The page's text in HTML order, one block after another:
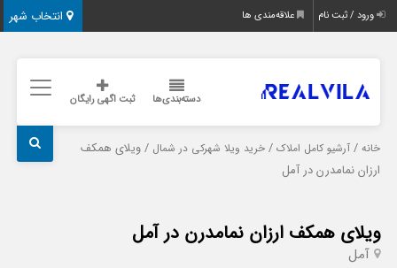
انتخاب شهر ورود / ثبت نام علاقه‌مندی ها
دسته‌بندی‌ها ثبت اگهی رایگان
خانه /آرشیو کامل املاک /خرید ویلا شهرکی در شمال / ویلای همکف
ارزان نمامدرن در آمل
ویلای همکف ارزان نمامدرن در آمل
آمل